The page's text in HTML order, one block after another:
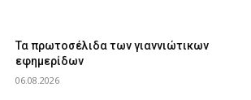
Τα πρωτοσέλιδα των γιαννιώτικων
εφημερίδων
06.08.2026